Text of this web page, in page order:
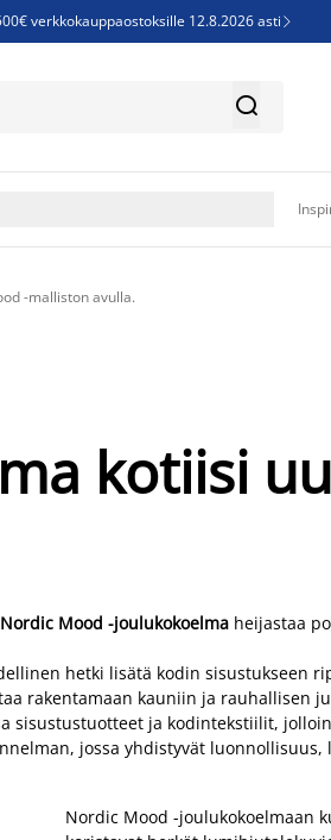
verkkokauppaostoksille 12.8.2026 asti 
- Säästä jopa 60% 
-malliston avulla.
kotiisi
Nordic Mood -joulukokoelma heijastaa
hetki lisätä kodin
rakentamaan kauniin ja rauhallisen
sisustustuotteet ja kodintekstiilit,
jossa yhdistyvät luonnollisuus,
Nordic Mood -joulukokoelmaan